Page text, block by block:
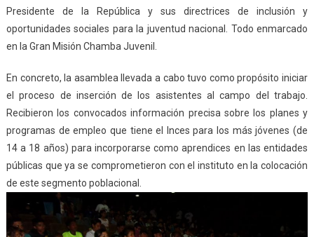
Presidente de la República y sus directrices de inclusión y
oportunidades sociales para la juventud nacional. Todo enmarcado
en la Gran Misión Chamba Juvenil.
En concreto, la asamblea llevada a cabo tuvo como propósito iniciar
el proceso de inserción de los asistentes al campo del trabajo.
Recibieron los convocados información precisa sobre los planes y
programas de empleo que tiene el Inces para los más jóvenes (de
14 a 18 años) para incorporarse como aprendices en las entidades
públicas que ya se comprometieron con el instituto en la colocación
de este segmento poblacional.